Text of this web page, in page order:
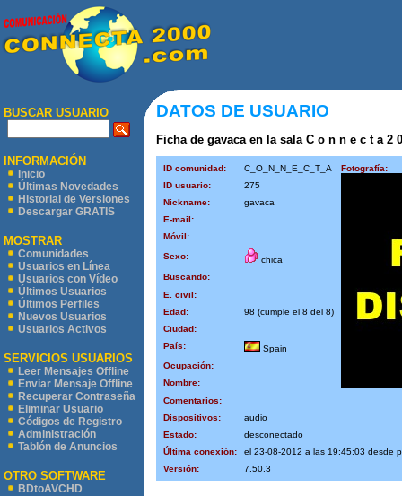
BUSCAR USUARIO
INFORMACIÓN
Inicio
Últimas Novedades
Historial de Versiones
Descargar GRATIS
MOSTRAR
Comunidades
Usuarios en Línea
Usuarios con Vídeo
Últimos Usuarios
Últimos Perfiles
Nuevos Usuarios
Usuarios Activos
SERVICIOS USUARIOS
Leer Mensajes Offline
Enviar Mensaje Offline
Recuperar Contraseña
Eliminar Usuario
Códigos de Registro
Administración
Tablón de Anuncios
OTRO SOFTWARE
BDtoAVCHD
DATOS DE USUARIO
Ficha de gavaca en la sala C o n n e c t a 2
ID comunidad: C_O_N_N_E_C_T_A
Fotografía:
ID usuario:
275
Nickname:
gavaca
E-mail:
Móvil:
Sexo:
chica
Buscando:
E. civil:
Edad:
98 (cumple el 8 del 8)
Ciudad:
País:
Spain
Ocupación:
Nombre:
Comentarios:
Dispositivos:
audio
Estado:
desconectado
Última conexión:
el 23-08-2012 a las 19:45:03 desde
Versión:
7.50.3